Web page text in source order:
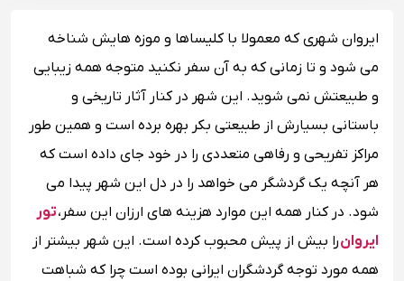
ایروان شهری که معمولا با کلیساها و موزه هایش شناخه
می شود و تا زمانی که به آن سفر نکنید متوجه همه زیبایی
و طبیعتش نمی شوید. این شهر در کنار آثار تاریخی و
باستانی بسیارش از طبیعتی بکر بهره برده است و همین طور
مراکز تفریحی و رفاهی متعددی را در خود جای داده است که
هر آنچه یک گردشگر می خواهد را در دل این شهر پیدا می
شود. در کنار همه این موارد هزینه های ارزان این سفر،تور
ایروانرا بیش از پیش محبوب کرده است. این شهر بیشتر از
همه مورد توجه گردشگران ایرانی بوده است چرا که شباهت